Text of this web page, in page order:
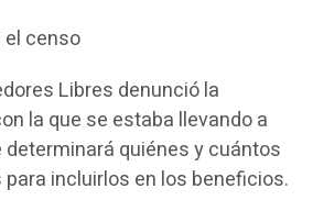
el censo
Libres denunció la
la que se estaba llevando a
quiénes y cuántos
incluirlos en los beneficios.